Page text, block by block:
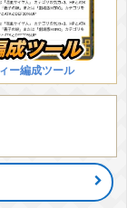
ー編成ツール